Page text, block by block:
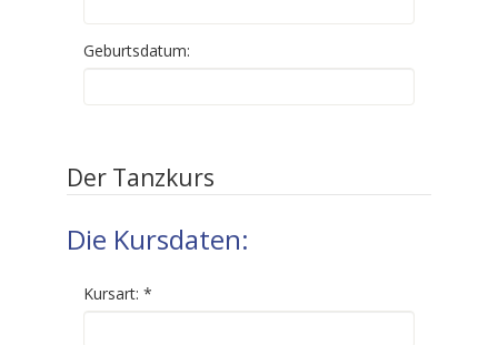
Geburtsdatum:
Der Tanzkurs
Die Kursdaten:
Kursart: *